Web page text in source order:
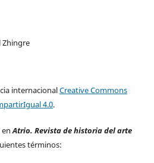
Zhingre
internacionalCreative Commons
4.0.
Atrio. Revista de historia del arte
términos: